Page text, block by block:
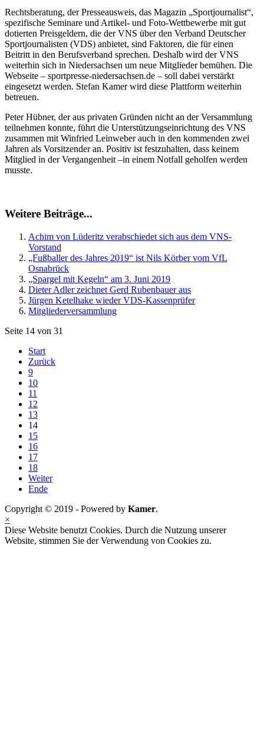
Rechtsberatung, der Presseausweis, das Magazin „Sportjournalist“,
spezifische Seminare und Artikel- und Foto-Wettbewerbe mit gut
dotierten Preisgeldern, die der VNS über den Verband Deutscher
Sportjournalisten (VDS) anbietet, sind Faktoren, die für einen
Beitritt in den Berufsverband sprechen. Deshalb wird der VNS
weiterhin sich in Niedersachsen um neue Mitglieder bemühen. Die
Webseite – sportpresse-niedersachsen.de – soll dabei verstärkt
eingesetzt werden. Stefan Kamer wird diese Plattform weiterhin
betreuen.
Peter Hübner, der aus privaten Gründen nicht an der Versammlung
teilnehmen konnte, führt die Unterstützungseinrichtung des VNS
zusammen mit Winfried Leinweber auch in den kommenden zwei
Jahren als Vorsitzender an. Positiv ist festzuhalten, dass keinem
Mitglied in der Vergangenheit –in einem Notfall geholfen werden
musste.
Weitere Beiträge...
Achim von Lüderitz verabschiedet sich aus dem VNS-
Vorstand
„Fußballer des Jahres 2019“ ist Nils Körber vom VfL
Osnabrück
„Spargel mit Kegeln“ am 3. Juni 2019
Dieter Adler zeichnet Gerd Rubenbauer aus
Jürgen Ketelhake wieder VDS-Kassenprüfer
Mitgliederversammlung
Seite 14 von 31
Start
Zurück
9
10
11
12
13
14
15
16
17
18
Weiter
Ende
Copyright © 2019 - Powered by Kamer.
×
Diese Website benutzt Cookies. Durch die Nutzung unserer
Website, stimmen Sie der Verwendung von Cookies zu.